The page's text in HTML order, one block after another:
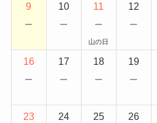
9
−
10
−
11
−
山の日
12
−
16
−
17
−
18
−
19
−
23 24 25 26